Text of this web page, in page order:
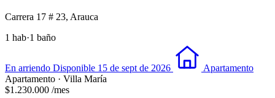
Carrera 17 # 23, Arauca
1 hab·1 baño
En arriendo Disponible 15 de sept de 2026
Apartamento
Apartamento · Villa María
$1.230.000 /mes